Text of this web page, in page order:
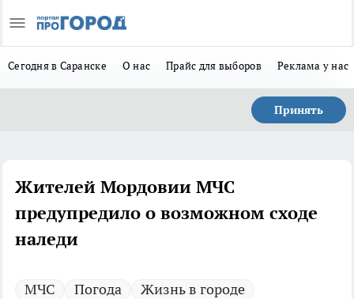
Сегодня в Саранске О нас Прайс для выборов Реклама у нас
Принять
Жителей Мордовии МЧС
предупредило о возможном сходе
наледи
МЧС Погода Жизнь в городе